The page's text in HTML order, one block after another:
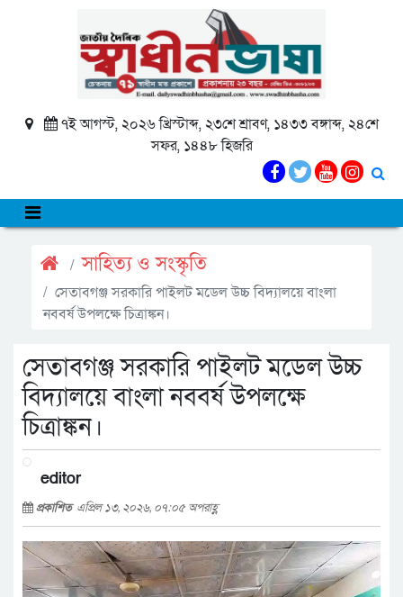
৭ই আগস্ট, ২০২৬ খ্রিস্টাব্দ, ২৩শে শ্রাবণ, ১৪৩৩ বঙ্গাব্দ, ২৪শে
সফর, ১৪৪৮ হিজরি
সাহিত্য ও সংস্কৃতি
সেতাবগঞ্জ সরকারি পাইলট মডেল উচ্চ বিদ্যালয়ে বাংলা
নববর্ষ উপলক্ষে চিত্রাঙ্কন।
সেতাবগঞ্জ সরকারি পাইলট মডেল উচ্চ
বিদ্যালয়ে বাংলা নববর্ষ উপলক্ষে
চিত্রাঙ্কন।
editor
প্রকাশিত এপ্রিল ১৩, ২০২৬, ০৭:০৫ অপরাহ্ণ